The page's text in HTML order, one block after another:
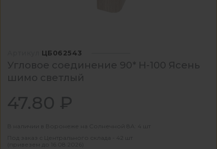
ЦБ062543
Угловое соединение 90* Н-100 Ясень
шимо светлый
47.80 ₽
В наличии в Воронеже на Солнечной 8А: 4 шт
Под заказ с Центрального склада - 42 шт
(привезем до 16.08.2026)